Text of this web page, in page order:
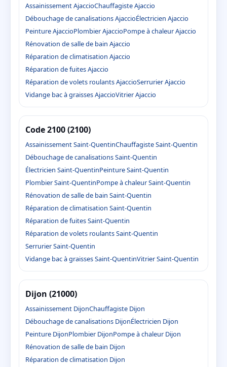
Assainissement AjaccioChauffagiste Ajaccio
Débouchage de canalisations AjaccioÉlectricien Ajaccio
Peinture AjaccioPlombier AjaccioPompe à chaleur Ajaccio
Rénovation de salle de bain Ajaccio
Réparation de climatisation Ajaccio
Réparation de fuites Ajaccio
Réparation de volets roulants AjaccioSerrurier Ajaccio
Vidange bac à graisses AjaccioVitrier Ajaccio
Code 2100 (2100)
Assainissement Saint-QuentinChauffagiste Saint-Quentin
Débouchage de canalisations Saint-Quentin
Électricien Saint-QuentinPeinture Saint-Quentin
Plombier Saint-QuentinPompe à chaleur Saint-Quentin
Rénovation de salle de bain Saint-Quentin
Réparation de climatisation Saint-Quentin
Réparation de fuites Saint-Quentin
Réparation de volets roulants Saint-Quentin
Serrurier Saint-Quentin
Vidange bac à graisses Saint-QuentinVitrier Saint-Quentin
Dijon (21000)
Assainissement DijonChauffagiste Dijon
Débouchage de canalisations DijonÉlectricien Dijon
Peinture DijonPlombier DijonPompe à chaleur Dijon
Rénovation de salle de bain Dijon
Réparation de climatisation Dijon